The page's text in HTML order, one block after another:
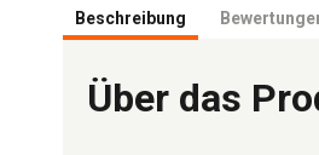
Beschreibung
Über das